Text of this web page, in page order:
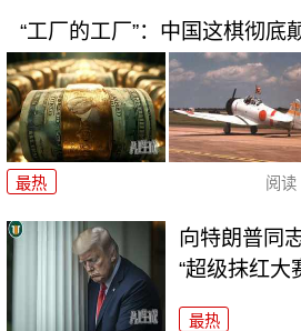
“工厂的工厂”：中国这棋彻底
最热 阅读
向特朗普同
“超级抹红大
最热